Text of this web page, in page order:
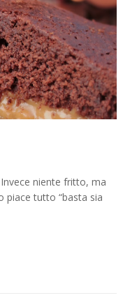
niente fritto, ma
piace tutto “basta sia